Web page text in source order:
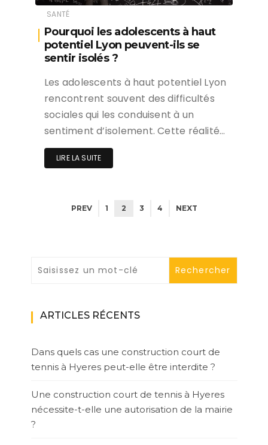
SANTÉ
Pourquoi les adolescents à haut
potentiel Lyon peuvent-ils se
sentir isolés ?
Les adolescents à haut potentiel Lyon
rencontrent souvent des difficultés
sociales qui les conduisent à un
sentiment d’isolement. Cette réalité…
LIRE LA SUITE
PREV 1 2 3 4 NEXT
ARTICLES RÉCENTS
Dans quels cas une construction court de
tennis à Hyeres peut-elle être interdite ?
Une construction court de tennis à Hyeres
nécessite-t-elle une autorisation de la mairie
?